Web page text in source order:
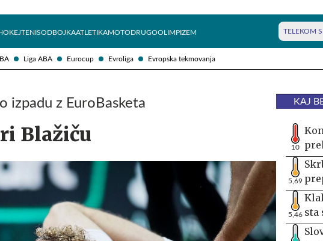
Liga ABA Eurocup Evroliga Evropska tekmovanja
TENISODBOJKAATLETIKAMOTODRUGOOLIMPIZEM TELEKOM
izpadu z EuroBasketa
Blažiču
KAJ
10
5,69
5,46 sta